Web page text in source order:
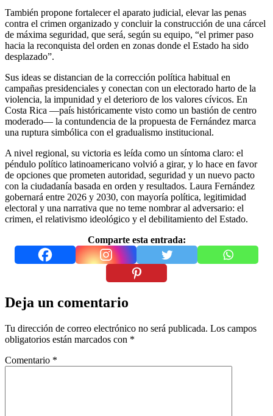
También propone fortalecer el aparato judicial, elevar las penas
contra el crimen organizado y concluir la construcción de una cárcel
de máxima seguridad, que será, según su equipo, “el primer paso
hacia la reconquista del orden en zonas donde el Estado ha sido
desplazado”.
Sus ideas se distancian de la corrección política habitual en
campañas presidenciales y conectan con un electorado harto de la
violencia, la impunidad y el deterioro de los valores cívicos. En
Costa Rica —país históricamente visto como un bastión de centro
moderado— la contundencia de la propuesta de Fernández marca
una ruptura simbólica con el gradualismo institucional.
A nivel regional, su victoria es leída como un síntoma claro: el
péndulo político latinoamericano volvió a girar, y lo hace en favor
de opciones que prometen autoridad, seguridad y un nuevo pacto
con la ciudadanía basada en orden y resultados. Laura Fernández
gobernará entre 2026 y 2030, con mayoría política, legitimidad
electoral y una narrativa que no teme nombrar al adversario: el
crimen, el relativismo ideológico y el debilitamiento del Estado.
Comparte esta entrada:
Deja un comentario
Tu dirección de correo electrónico no será publicada. Los campos
obligatorios están marcados con *
Comentario *